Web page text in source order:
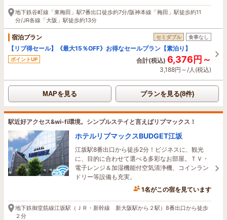
12時間前に予約されました
地下鉄谷町線「東梅田」駅7番出口徒歩約7分/阪神本線「梅田」駅徒歩約11
分/JR各線「大阪」駅徒歩約13分
宿泊プラン セミダブル 食事なし
【リブ得セール】《最大15％OFF》お得なセールプラン【素泊り】
ポイントUP 合計(税込) 6,376円～
3,188円～/人(税込)
MAPを見る プランを見る(8件)
駅近好アクセス&wi-fi環境。シンプルステイと言えばリブマックス！
ホテルリブマックスBUDGET江坂
江坂駅8番出口から徒歩2分！ビジネスに、観光
に、目的に合わせて選べる多彩なお部屋。ＴＶ・
電子レンジ＆加湿機能付空気清浄機、コインラン
ドリー等設備も充実。
1名がこの宿を見ています
1時間前に予約されました
地下鉄御堂筋線江坂駅（ＪＲ・新幹線 新大阪駅から２駅）8番出口から徒歩
２分